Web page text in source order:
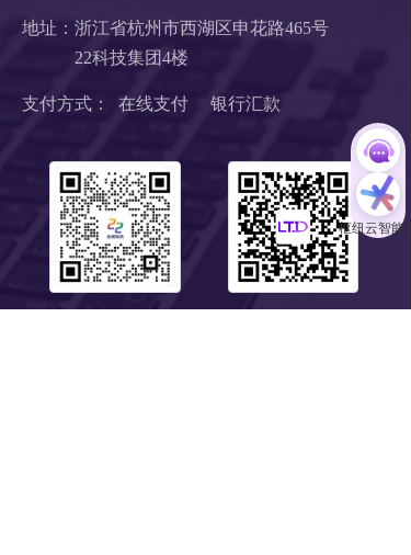
地址：浙江省杭州市西湖区申花路465号
支付方式：  在线支付     银行汇款
22科技集团4楼